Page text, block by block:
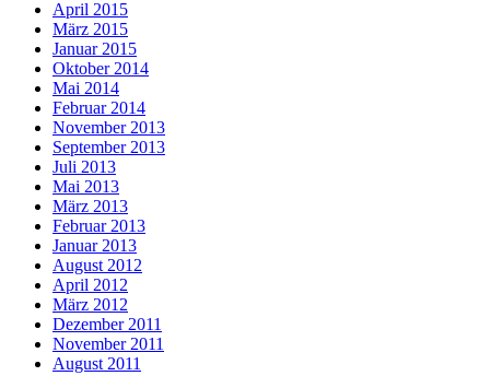
April 2015
März 2015
Januar 2015
Oktober 2014
Mai 2014
Februar 2014
November 2013
September 2013
Juli 2013
Mai 2013
März 2013
Februar 2013
Januar 2013
August 2012
April 2012
März 2012
Dezember 2011
November 2011
August 2011